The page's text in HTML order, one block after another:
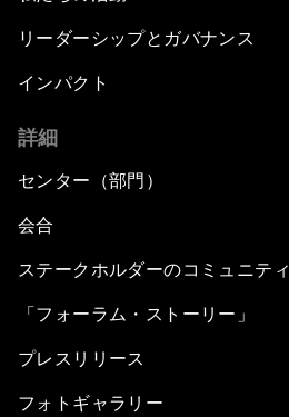
リーダーシップとガバナンス
インパクト
詳細
センター（部門）
会合
ステークホルダーのコミュニティ
「フォーラム・ストーリー」
プレスリリース
フォトギャラリー